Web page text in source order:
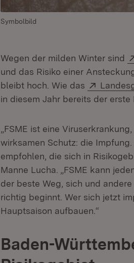
Symbolbild
Wegen der milden Winter sind
und das Risiko einer
bleibt hoch. Wie das
Extern:
in diesem Jahr bereits der
„FSME ist eine
wirksamen Schutz: die
empfohlen, die sich in
Manne Lucha. „FSME kann
der beste Weg, sich und
richtig beginnt. Wer sich jetzt
Hauptsaison aufbauen.“
Baden-